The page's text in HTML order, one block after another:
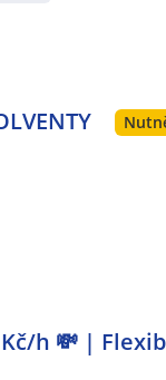
h 💸 |